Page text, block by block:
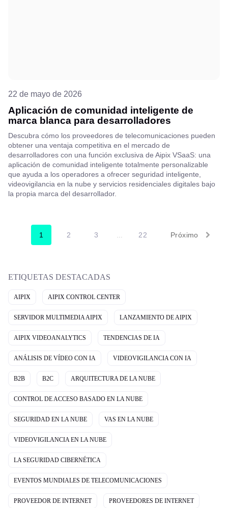
22 de mayo de 2026
Aplicación de comunidad inteligente de
marca blanca para desarrolladores
Descubra cómo los proveedores de telecomunicaciones pueden
obtener una ventaja competitiva en el mercado de
desarrolladores con una función exclusiva de Aipix VSaaS: una
aplicación de comunidad inteligente totalmente personalizable
que ayuda a los operadores a ofrecer seguridad inteligente,
videovigilancia en la nube y servicios residenciales digitales bajo
la propia marca del desarrollador.
1 2 3 22 Próximo
ETIQUETAS DESTACADAS
AIPIX AIPIX CONTROL CENTER
SERVIDOR MULTIMEDIA AIPIX LANZAMIENTO DE AIPIX
AIPIX VIDEOANALYTICS TENDENCIAS DE IA
ANÁLISIS DE VÍDEO CON IA VIDEOVIGILANCIA CON IA
B2B B2C ARQUITECTURA DE LA NUBE
CONTROL DE ACCESO BASADO EN LA NUBE
SEGURIDAD EN LA NUBE VAS EN LA NUBE
VIDEOVIGILANCIA EN LA NUBE
LA SEGURIDAD CIBERNÉTICA
EVENTOS MUNDIALES DE TELECOMUNICACIONES
PROVEEDOR DE INTERNET PROVEEDORES DE INTERNET